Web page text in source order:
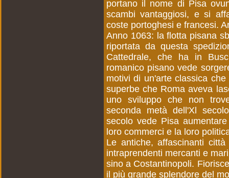
portano il nome di Pisa
scambi vantaggiosi, e si
coste portoghesi e francesi.
Anno 1063: la flotta pisana
riportata da questa
Cattedrale, che ha in
romanico pisano vede
motivi di un'arte classica
superbe che Roma aveva
uno sviluppo che non
seconda metà dell'Xl
secolo vede Pisa
loro commerci e la loro
Le antiche, affascinanti
intraprendenti mercanti e
sino a Costantinopoli.
il più grande splendore del